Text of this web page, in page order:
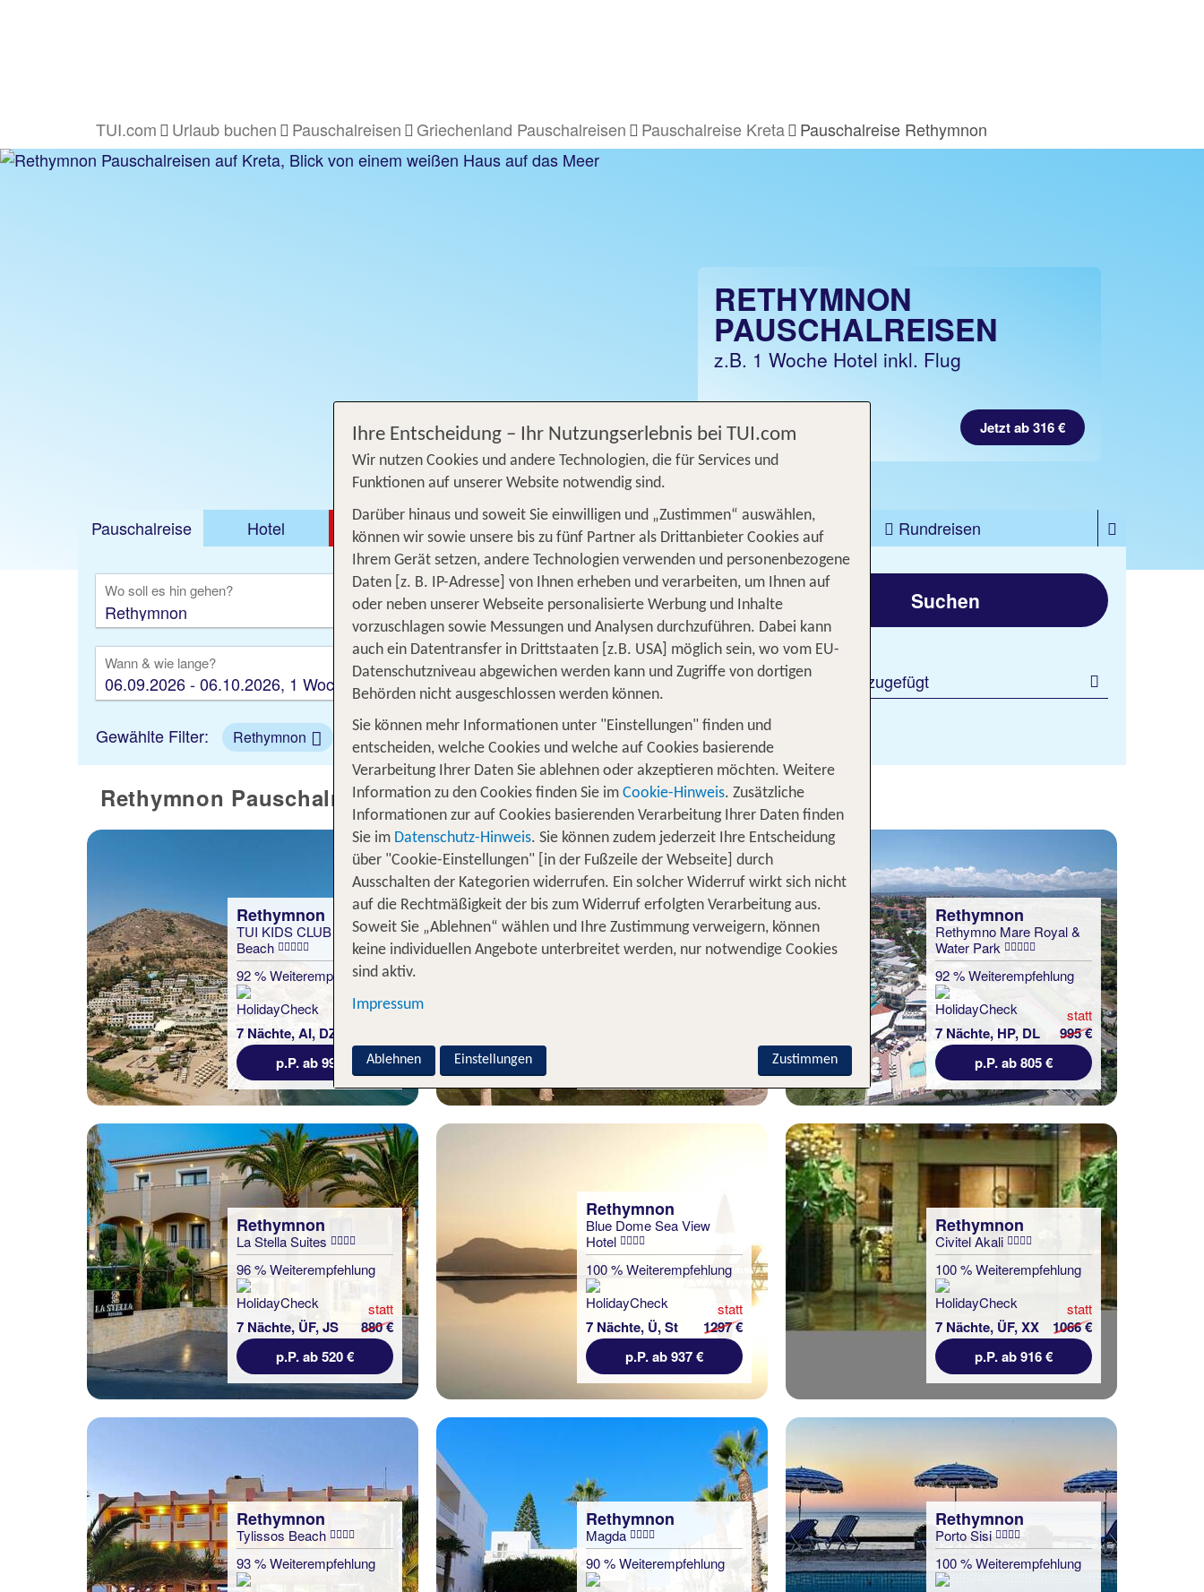
TUI.com Urlaub buchen Pauschalreisen Griechenland Pauschalreisen Pauschalreise Kreta Pauschalreise Rethymnon
RETHYMNON
PAUSCHALREISEN
z.B. 1 Woche Hotel inkl. Flug
Jetzt ab 316 €
Pauschalreise Hotel DEALS Flug Ferienhaus Mietwagen Kreuzfahrten
Rundreisen
Ausflüge
Camper Privattransfer Zusatzleistungen
Wo soll es hin gehen? Von wo?
Beliebig
Wann & wie lange?
06.09.2026 - 06.10.2026, 1 Woche
Wer reist mit?
2 Erwachsene
Suchen
1 Filter hinzugefügt
Gewählte Filter: Rethymnon
Rethymnon Pauschalreisen - 1 Woche Hotel inkl. Flug
Rethymnon
TUI KIDS CLUB Fodele
Beach
92 % Weiterempfehlung
7 Nächte, AI, DZ
statt
p.P. ab 990 €
Rethymnon
Elounda Palm
Rethymnon
Rethymno Mare Royal &
Water Park
92 % Weiterempfehlung
7 Nächte, HP, DL
statt
995 €
p.P. ab 805 €
Rethymnon
La Stella Suites
96 % Weiterempfehlung
7 Nächte, ÜF, JS
statt
880 €
p.P. ab 520 €
Rethymnon
Blue Dome Sea View
Hotel
100 % Weiterempfehlung
7 Nächte, Ü, St
statt
1297 €
p.P. ab 937 €
Rethymnon
Civitel Akali
100 % Weiterempfehlung
7 Nächte, ÜF, XX
statt
1066 €
p.P. ab 916 €
Rethymnon
Tylissos Beach
93 % Weiterempfehlung
Rethymnon
Magda
90 % Weiterempfehlung
Rethymnon
Porto Sisi
100 % Weiterempfehlung
Ihre Entscheidung – Ihr Nutzungserlebnis bei TUI.com
Wir nutzen Cookies und andere Technologien, die für Services und
Funktionen auf unserer Website notwendig sind.
Darüber hinaus und soweit Sie einwilligen und „Zustimmen“ auswählen,
können wir sowie unsere bis zu fünf Partner als Drittanbieter Cookies auf
Ihrem Gerät setzen, andere Technologien verwenden und personenbezogene
Daten [z. B. IP-Adresse] von Ihnen erheben und verarbeiten, um Ihnen auf
oder neben unserer Webseite personalisierte Werbung und Inhalte
vorzuschlagen sowie Messungen und Analysen durchzuführen. Dabei kann
auch ein Datentransfer in Drittstaaten [z.B. USA] möglich sein, wo vom EU-
Datenschutzniveau abgewichen werden kann und Zugriffe von dortigen
Behörden nicht ausgeschlossen werden können.
Sie können mehr Informationen unter "Einstellungen" finden und
entscheiden, welche Cookies und welche auf Cookies basierende
Verarbeitung Ihrer Daten Sie ablehnen oder akzeptieren möchten. Weitere
Information zu den Cookies finden Sie im Cookie-Hinweis. Zusätzliche
Informationen zur auf Cookies basierenden Verarbeitung Ihrer Daten finden
Sie im Datenschutz-Hinweis. Sie können zudem jederzeit Ihre Entscheidung
über "Cookie-Einstellungen" [in der Fußzeile der Webseite] durch
Ausschalten der Kategorien widerrufen. Ein solcher Widerruf wirkt sich nicht
auf die Rechtmäßigkeit der bis zum Widerruf erfolgten Verarbeitung aus.
Soweit Sie „Ablehnen“ wählen und Ihre Zustimmung verweigern, können
keine individuellen Angebote unterbreitet werden, nur notwendige Cookies
sind aktiv.
Impressum
Zustimmen
Ablehnen Einstellungen